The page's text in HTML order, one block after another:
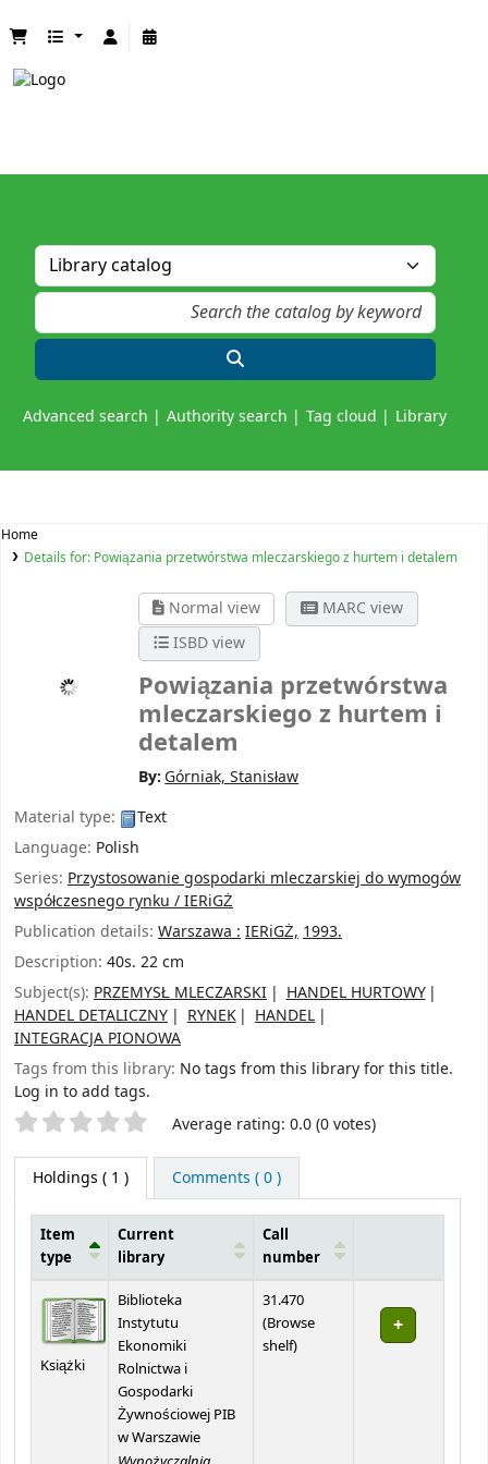
Advanced search Authority search Tag cloud Library
Home
Details for: Powiązania przetwórstwa mleczarskiego z hurtem i detalem
Normal view
MARC view
ISBD view
Powiązania przetwórstwa
mleczarskiego z hurtem i
detalem
By: Górniak, Stanisław
Material type:
Text
Language: Polish
Series: Przystosowanie gospodarki mleczarskiej do wymogów
współczesnego rynku / IERiGŻ
Publication details: Warszawa :IERiGŻ,1993.
Description: 40s. 22 cm
Subject(s): PRZEMYSŁ MLECZARSKI
HANDEL HURTOWY
HANDEL DETALICZNY
RYNEK
HANDEL
INTEGRACJA PIONOWA
Tags from this library: No tags from this library for this title.
Log in to add tags.
Star ratings Average rating: 0.0 (0 votes)
Holdings ( 1 ) Comments ( 0 )
Item
type
Current
library
Call
number
Książki
Biblioteka
Instytutu
Ekonomiki
Rolnictwa i
Gospodarki
Żywnościowej PIB
w Warszawie
31.470
(Browse
shelf(Opens below)
)